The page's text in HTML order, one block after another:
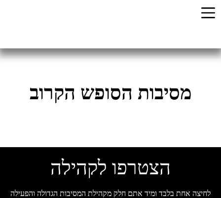
מסיבות הסופש הקרוב
הצטרפו לקהילה
לחיצה אחת בלבד ומיד אתם חלק מקהילת המסיבות הגדולה והפעילה